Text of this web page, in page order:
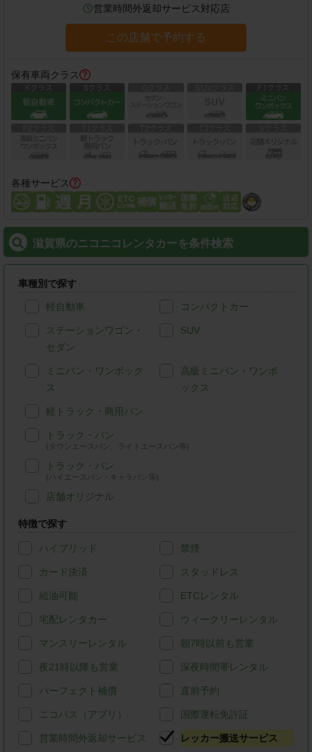
営業時間外返却サービス対応店
この店舗で予約する
保有車両クラス
各種サービス
滋賀県のニコニコレンタカーを条件検索
車種別で探す
軽自動車 コンパクトカー
ステーションワゴン・
セダン
SUV
ミニバン・ワンボック
ス
高級ミニバン・ワンボ
ックス
軽トラック・商用バン
トラック・バン
(タウンエースバン、ライトエースバン等)
トラック・バン
(ハイエースバン・キャラバン等)
店舗オリジナル
特徴で探す
ハイブリッド 禁煙
カード決済 スタッドレス
給油可能 ETCレンタル
宅配レンタカー ウィークリーレンタル
マンスリーレンタル 朝7時以前も営業
夜21時以降も営業 深夜時間帯レンタル
パーフェクト補償 直前予約
ニコパス（アプリ） 国際運転免許証
営業時間外返却サービス レッカー搬送サービス